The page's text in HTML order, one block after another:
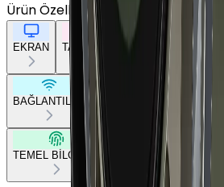
Ürün Özellikleri Tümünü Gör
EKRAN TASARIM GENEL ÖZELLİKLER
BAĞLANTILAR BATARYA SENSÖRLER
TEMEL BİLGİLER